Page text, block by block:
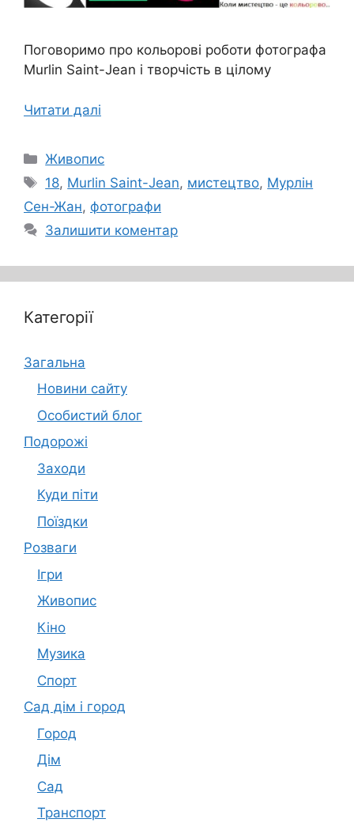
Поговоримо про кольорові роботи фотографа
Murlin Saint-Jean і творчість в цілому
Читати далі
Категорії
Живопис
Позначки
18, Murlin Saint-Jean, мистецтво, Мурлін
Сен-Жан, фотографи
Залишити коментар
Категорії
Загальна
Новини сайту
Особистий блог
Подорожі
Заходи
Куди піти
Поїздки
Розваги
Ігри
Живопис
Кіно
Музика
Спорт
Сад дім і город
Город
Дім
Сад
Транспорт